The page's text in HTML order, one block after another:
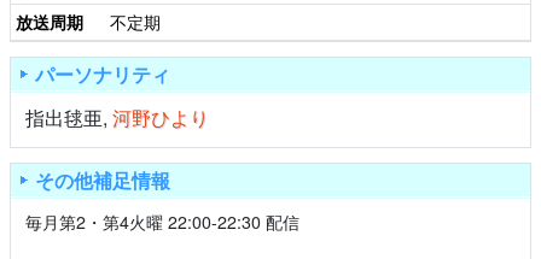
放送周期
不定期
パーソナリティ
指出毬亜, 河野ひより
その他補足情報
毎月第2・第4火曜 22:00-22:30 配信